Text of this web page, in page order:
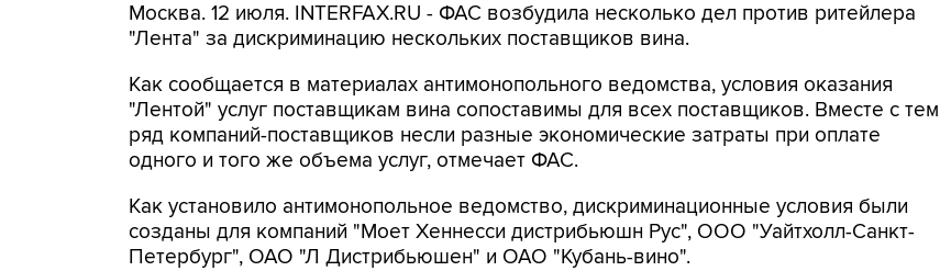
Москва. 12 июля. INTERFAX.RU - ФАС возбудила несколько дел против ритейлера
"Лента" за дискриминацию нескольких поставщиков вина.
Как сообщается в материалах антимонопольного ведомства, условия оказания
"Лентой" услуг поставщикам вина сопоставимы для всех поставщиков. Вместе с тем
ряд компаний-поставщиков несли разные экономические затраты при оплате
одного и того же объема услуг, отмечает ФАС.
Как установило антимонопольное ведомство, дискриминационные условия были
созданы для компаний "Моет Хеннесси дистрибьюшн Рус", ООО "Уайтхолл-Санкт-
Петербург", ОАО "Л Дистрибьюшен" и ОАО "Кубань-вино".